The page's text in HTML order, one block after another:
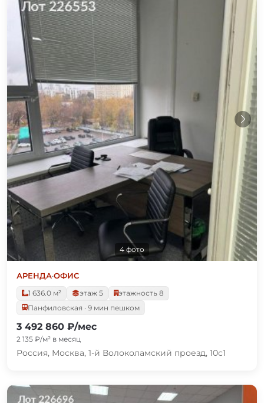
4 фото
АРЕНДА·ОФИС
1 636.0 м²
этаж 5
этажность 8
Панфиловская · 9 мин пешком
3 492 860 ₽/мес
2 135 ₽/м² в месяц
Россия, Москва, 1-й Волоколамский проезд, 10с1